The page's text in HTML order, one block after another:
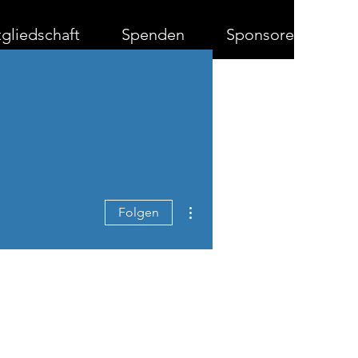
Spenden Sponsoren
Folgen